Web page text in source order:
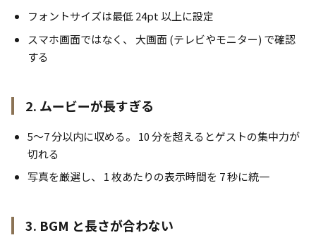
フォントサイズは最低 24pt 以上に設定
スマホ画面ではなく、 大画面 (テレビやモニター) で確認
する
2. ムービーが長すぎる
5〜7 分以内に収める。 10 分を超えるとゲストの集中力が
切れる
写真を厳選し、 1 枚あたりの表示時間を 7 秒に統一
3. BGM と長さが合わない